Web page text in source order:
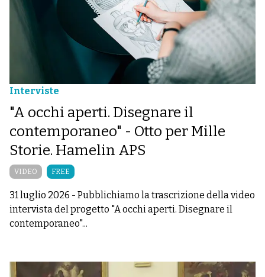
Interviste
"A occhi aperti. Disegnare il
contemporaneo" - Otto per Mille
Storie. Hamelin APS
VIDEO FREE
31 luglio 2026 - Pubblichiamo la trascrizione della video
intervista del progetto "A occhi aperti. Disegnare il
contemporaneo"...